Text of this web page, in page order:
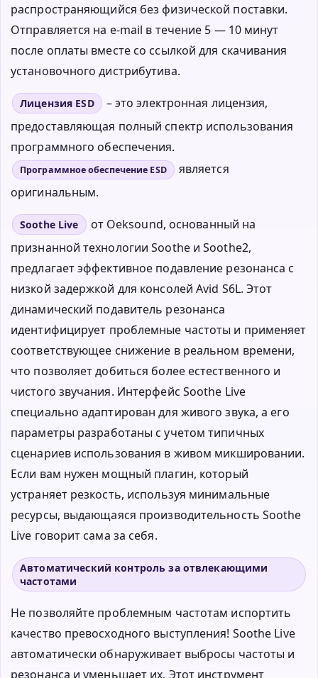
распространяющийся без физической поставки.
Отправляется на e-mail в течение 5 — 10 минут
после оплаты вместе со ссылкой для скачивания
установочного дистрибутива.
Лицензия ESD
– это электронная лицензия,
предоставляющая полный спектр использования
программного обеспечения.
Программное обеспечение ESD
является
оригинальным.
Soothe Live
от Oeksound, основанный на
признанной технологии Soothe и Soothe2,
предлагает эффективное подавление резонанса с
низкой задержкой для консолей Avid S6L. Этот
динамический подавитель резонанса
идентифицирует проблемные частоты и применяет
соответствующее снижение в реальном времени,
что позволяет добиться более естественного и
чистого звучания. Интерфейс Soothe Live
специально адаптирован для живого звука, а его
параметры разработаны с учетом типичных
сценариев использования в живом микшировании.
Если вам нужен мощный плагин, который
устраняет резкость, используя минимальные
ресурсы, выдающаяся производительность Soothe
Live говорит сама за себя.
Автоматический контроль за отвлекающими
частотами
Не позволяйте проблемным частотам испортить
качество превосходного выступления! Soothe Live
автоматически обнаруживает выбросы частоты и
резонанса и уменьшает их. Этот инструмент